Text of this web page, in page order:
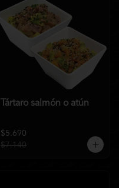
Tártaro salmón o atún
$5.690
$7.140